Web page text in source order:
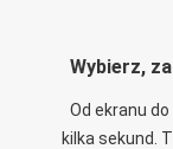
Wybierz,
Od ekranu
kilka sekund.